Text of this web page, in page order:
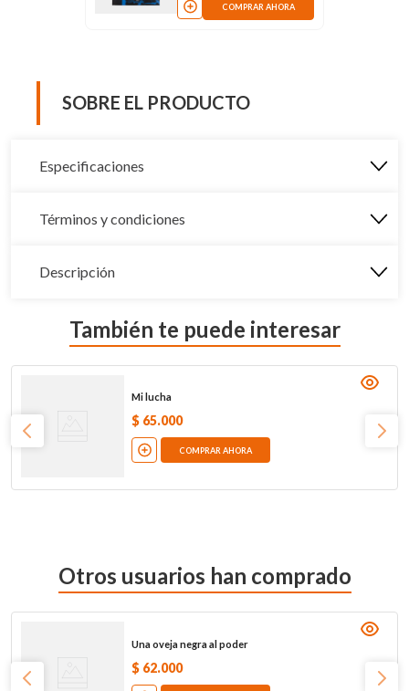
COMPRAR AHORA
SOBRE EL PRODUCTO
Especificaciones
Términos y condiciones
Descripción
También te puede interesar
Mi lucha
$ 65.000
COMPRAR AHORA
Otros usuarios han comprado
Una oveja negra al poder
$ 62.000